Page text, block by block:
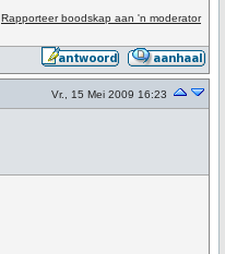
Rapporteer boodskap aan 'n moderator
Vr., 15 Mei 2009 16:23